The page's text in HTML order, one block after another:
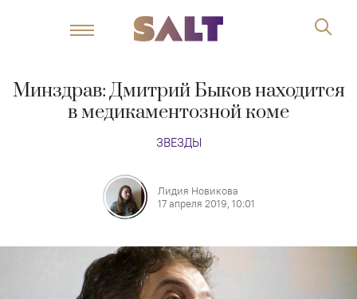
Минздрав: Дмитрий Быков находится
в медикаментозной коме
ЗВЕЗДЫ
Лидия Новикова
17 апреля 2019, 10:01